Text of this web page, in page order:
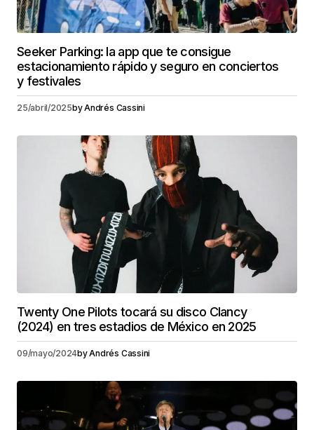
Seeker Parking: la app que te consigue
estacionamiento rápido y seguro en conciertos
y festivales
25/abril/2025byAndrés Cassini
Twenty One Pilots tocará su disco Clancy
(2024) en tres estadios de México en 2025
09/mayo/2024byAndrés Cassini